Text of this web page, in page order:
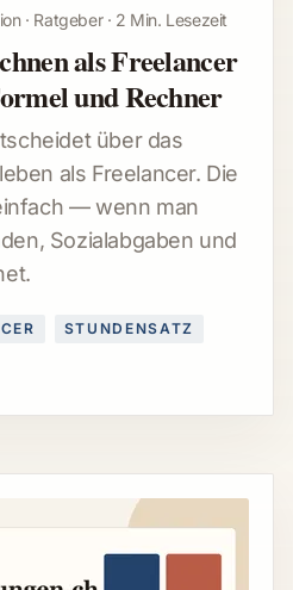
· Ratgeber · 2 Min. Lesezeit
als Freelancer
und Rechner
über das
als Freelancer. Die
— wenn man
Sozialabgaben und
STUNDENSATZ